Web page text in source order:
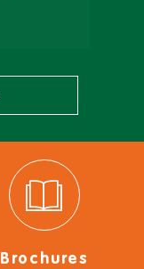
Brochures